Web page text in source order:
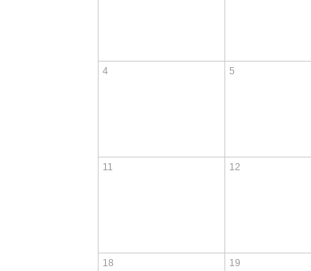
4 5
11 12
18 19